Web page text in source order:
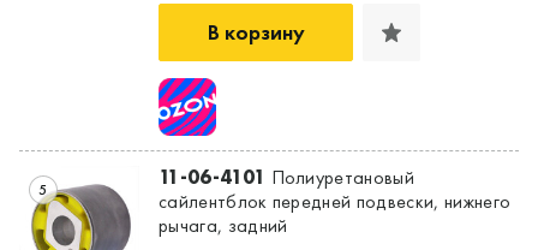
В корзину
5 11-06-4101 Полиуретановый
сайлентблок передней подвески, нижнего
рычага, задний